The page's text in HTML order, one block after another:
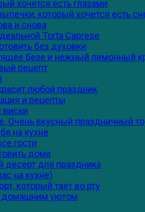
хочется есть глазами
который хочется есть
и снова
Torta Caprese
без духовки
безе и нежный лимонный
рецепт
любой праздник
и рецепты
Очень вкусный праздничный
на кухне
гости
дома
десерт для праздника
на кухне)
который тает во рту
домашним уютом